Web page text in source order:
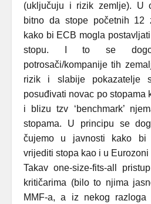
(uključuju i rizik zemlje). U
bitno da stope početnih 12
kako bi ECB mogla
stopu. I to se
potrosači/kompanije tih
rizik i slabije pokazatelje
posuđivati novac po stopama
i blizu tzv ‘benchmark’
stopama. U principu se
čujemo u javnosti kako bi
vrijediti stopa kao i u
Takav one-size-fits-all
kritičarima (bilo to njima
MMF-a, a iz nekog